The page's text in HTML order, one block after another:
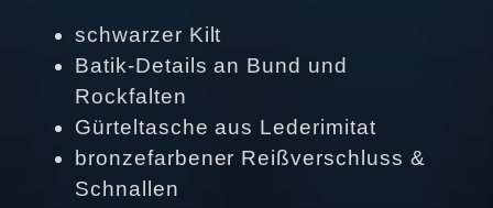
schwarzer Kilt
Batik-Details an Bund und
Rockfalten
Gürteltasche aus Lederimitat
bronzefarbener Reißverschluss &
Schnallen